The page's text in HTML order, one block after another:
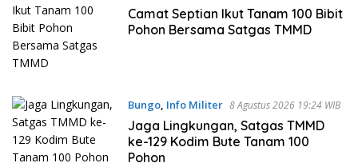
Camat Septian Ikut Tanam 100 Bibit
Pohon Bersama Satgas TMMD
Bungo, Info Militer 8 Agustus 2026 19:24 WIB
Jaga Lingkungan, Satgas TMMD
ke-129 Kodim Bute Tanam 100
Pohon